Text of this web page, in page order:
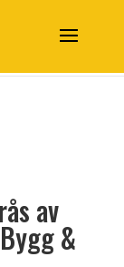
av
&